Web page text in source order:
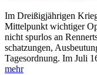
Im Dreißigjährigen
Mittelpunkt wichtiger
nicht spurlos an
schatzungen,
Tages­ordnung. Im Juli
mehr